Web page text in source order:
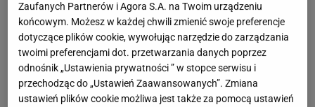
kadrze? "Coś da się ulepić"
Sensacja w Pucharze Anglii. Drugoligowcy
wyrzucili klub z Premier League po niesamowitej
końcówce
Zaufanych Partnerów i Agora S.A. na Twoim urządzeniu
końcowym. Możesz w każdej chwili zmienić swoje preferencje
dotyczące plików cookie, wywołując narzędzie do zarządzania
twoimi preferencjami dot. przetwarzania danych poprzez
odnośnik „Ustawienia prywatności ” w stopce serwisu i
przechodząc do „Ustawień Zaawansowanych”. Zmiana
ustawień plików cookie możliwa jest także za pomocą ustawień